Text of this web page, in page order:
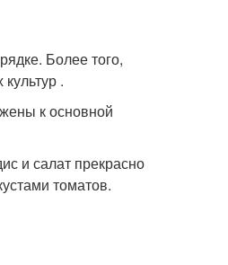
Более того,
.
к основной
и салат прекрасно
томатов.